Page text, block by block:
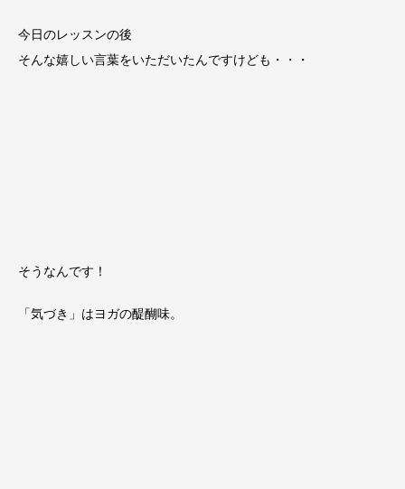
今日のレッスンの後
そんな嬉しい言葉をいただいたんですけども・・・
そうなんです！
「気づき」はヨガの醍醐味。